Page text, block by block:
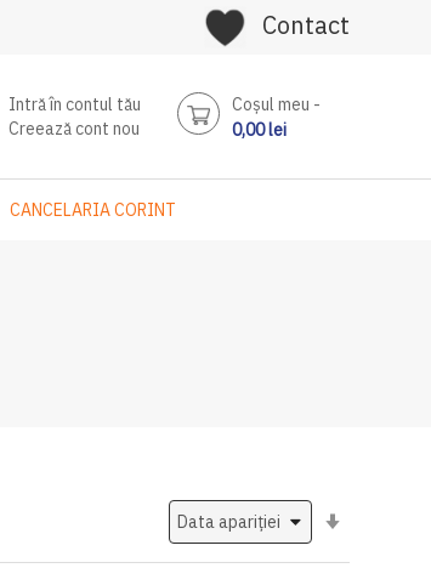
Contact
Intră în contul tău
Creează cont nou
Coşul meu
0,00 lei
CANCELARIA CORINT